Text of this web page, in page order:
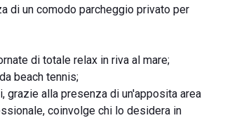
di un comodo parcheggio privato per
di totale relax in riva al mare;
beach tennis;
grazie alla presenza di un'apposita area
coinvolge chi lo desidera in